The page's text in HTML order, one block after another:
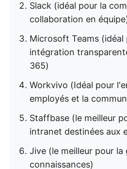
Slack (idéal pour la
collaboration en
Microsoft Teams (idéal
intégration
365)
Workvivo (Idéal pour
employés et la
Staffbase (le meilleur
intranet destinées aux
Jive (le meilleur pour la
connaissances)